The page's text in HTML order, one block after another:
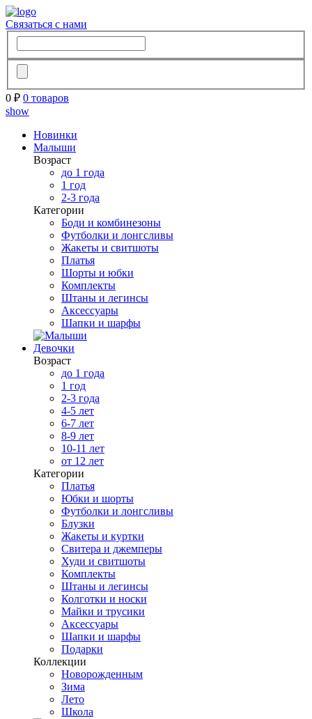
Связаться с нами
0 ₽ 0 товаров
show
Новинки
Малыши
Возраст
до 1 года
1 год
2-3 года
Категории
Боди и комбинезоны
Футболки и лонгсливы
Жакеты и свитшоты
Платья
Шорты и юбки
Комплекты
Штаны и легинсы
Аксессуары
Шапки и шарфы
Девочки
Возраст
до 1 года
1 год
2-3 года
4-5 лет
6-7 лет
8-9 лет
10-11 лет
от 12 лет
Категории
Платья
Юбки и шорты
Футболки и лонгсливы
Блузки
Жакеты и куртки
Свитера и джемперы
Худи и свитшоты
Комплекты
Штаны и легинсы
Колготки и носки
Майки и трусики
Аксессуары
Шапки и шарфы
Подарки
Коллекции
Новорожденным
Зима
Лето
Школа